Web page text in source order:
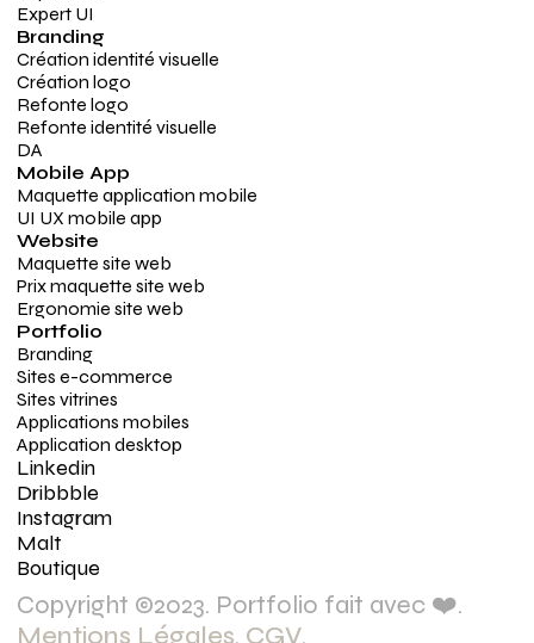
Expert UI
Branding
Création identité visuelle
Création logo
Refonte logo
Refonte identité visuelle
DA
Mobile App
Maquette application mobile
UI UX mobile app
Website
Maquette site web
Prix maquette site web
Ergonomie site web
Portfolio
Branding
Sites e-commerce
Sites vitrines
Applications mobiles
Application desktop
Linkedin
Dribbble
Instagram
Malt
Boutique
Copyright ©2023. Portfolio fait avec ❤️.
Mentions Légales. CGV.